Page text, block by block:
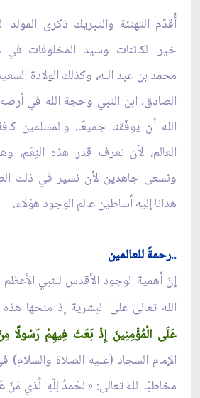
أُقدّم التهنئة والتبريك ذكرى المولد
خير الكائنات وسيد المخلوقات في
محمد بن عبد الله، وكذلك الولادة
الصادق، ابن النبي وحجة الله في
الله أن يوفّقنا جميعًا، والمسلمين
العالم، لأن نعرف قدر هذه النِعَم،
ونسعى جاهدين لأن نسير في ذلك
هدانا إليه أساطين عالم الوجود هؤلاء.
..رحمةً للعالمين
إنّ أهمية الوجود الأقدس للنبي
الله تعالى على البشرية إذ منحها
عَلَى الْمُؤْمِنِينَ إِذْ بَعَثَ فِيهِمْ رَسُولًا
الإمام السجاد (عليه الصلاة
مخاطبًا الله تعالى: «الحَمدُ لِلّهِ الَّذي